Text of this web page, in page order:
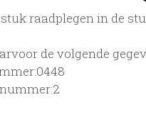
raadplegen in de
de volgende